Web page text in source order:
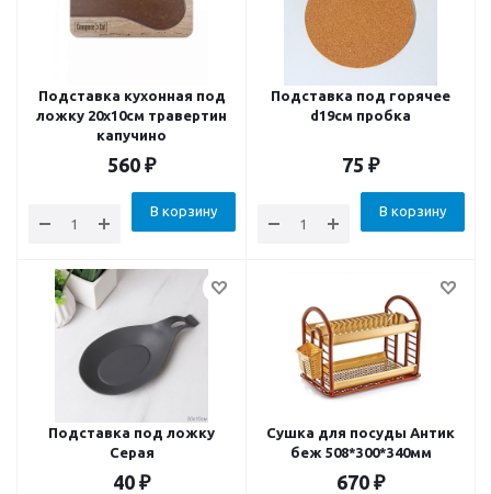
Подставка кухонная под
ложку 20х10см травертин
капучино
560 ₽
В корзину
Подставка под горячее
d19см пробка
75 ₽
В корзину
Подставка под ложку
Серая
40 ₽
Сушка для посуды Антик
беж 508*300*340мм
670 ₽